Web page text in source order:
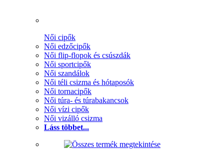
Női cipők
Női edzőcipők
Női flip-flopok és csúszdák
Női sportcipők
Női szandálok
Női téli csizma és hótaposók
Női tornacipők
Női túra- és túrabakancsok
Női vízi cipők
Női vizálló csizma
Láss többet...